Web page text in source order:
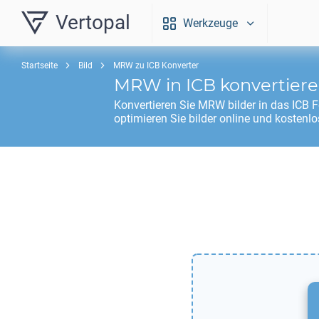
Vertopal Werkzeuge
Startseite Bild MRW zu ICB Konverter
MRW in ICB
Konvertieren Sie MRW bilder in das ICB
optimieren Sie bilder online und